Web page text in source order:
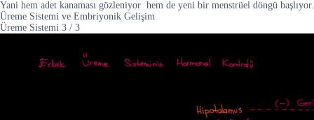
Yani hem adet kanaması gözleniyor hem de yeni bir menstrüel döngü başlıyor.
Üreme Sistemi ve Embriyonik Gelişim
Üreme Sistemi 3 / 3